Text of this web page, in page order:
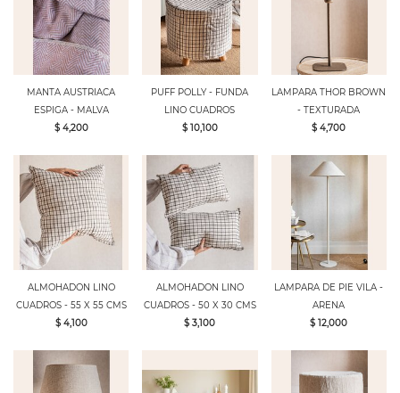
MANTA AUSTRIACA
ESPIGA - MALVA
$ 4,200
PUFF POLLY - FUNDA
LINO CUADROS
$ 10,100
LAMPARA THOR BROWN
- TEXTURADA
$ 4,700
ALMOHADON LINO
CUADROS - 55 X 55 CMS
$ 4,100
ALMOHADON LINO
CUADROS - 50 X 30 CMS
$ 3,100
LAMPARA DE PIE VILA -
ARENA
$ 12,000